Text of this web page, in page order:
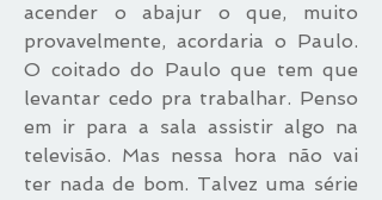
acender o abajur o que, muito
provavelmente, acordaria o Paulo.
O coitado do Paulo que tem que
levantar cedo pra trabalhar. Penso
em ir para a sala assistir algo na
televisão. Mas nessa hora não vai
ter nada de bom. Talvez uma série